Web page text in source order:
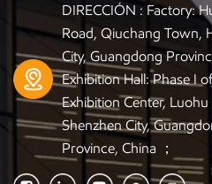
DIRECCIÓN : Factory:
Road, Qiuchang Town,
City, Guangdong
Exhibition Hall: Phase I
Exhibition Center,
Shenzhen City,
Province, China ；